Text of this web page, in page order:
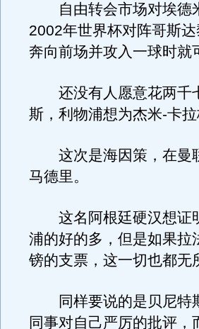
自由转会市场对埃德
2002年世界杯对阵哥斯
奔向前场并攻入一球时就
还没有人愿意花两千
斯，利物浦想为杰米-卡
这次是海因策，在曼
马德里。
这名阿根廷硬汉想证
浦的好的多，但是如果拉
镑的支票，这一切也都无
同样要说的是贝尼特
同事对自己严厉的批评